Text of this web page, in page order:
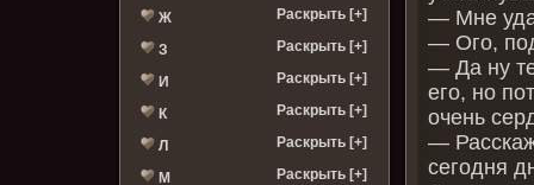
Ж Раскрыть [+]
З Раскрыть [+]
И Раскрыть [+]
К Раскрыть [+]
Л Раскрыть [+]
М Раскрыть [+]
— Мне
— Ого,
— Да ну
его, но
очень
—
сегодня